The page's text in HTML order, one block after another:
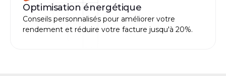
Optimisation énergétique
Conseils personnalisés pour améliorer votre
rendement et réduire votre facture jusqu'à 20%.